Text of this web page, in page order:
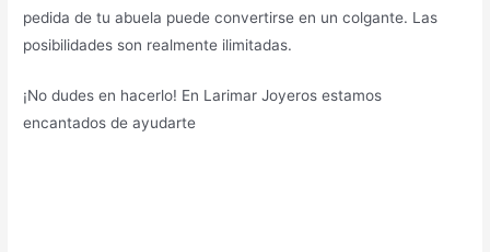
pedida de tu abuela puede convertirse en un colgante. Las
posibilidades son realmente ilimitadas.
¡No dudes en hacerlo! En Larimar Joyeros estamos
encantados de ayudarte